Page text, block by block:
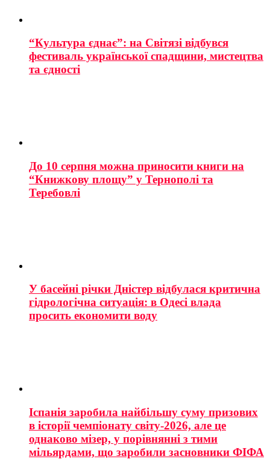
“Культура єднає”: на Світязі відбувся
фестиваль української спадщини, мистецтва
та єдності
До 10 серпня можна приносити книги на
“Книжкову площу” у Тернополі та
Теребовлі
У басейні річки Дністер відбулася критична
гідрологічна ситуація: в Одесі влада
просить економити воду
Іспанія заробила найбільшу суму призових
в історії чемпіонату світу-2026, але це
однаково мізер, у порівнянні з тими
мільярдами, що заробили засновники ФІФА